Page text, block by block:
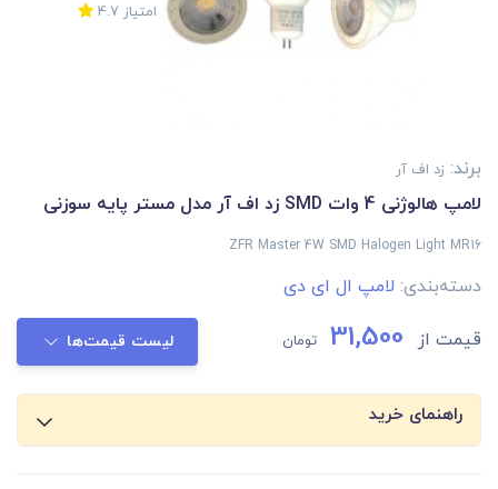
امتیاز 4.7
برند: زد اف آر
لامپ هالوژنی 4 وات SMD زد اف آر مدل مستر پایه سوزنی
ZFR Master 4W SMD Halogen Light MR16
دسته‌بندی: لامپ ال ای دی
قیمت از 31,500 تومان لیست قیمت‌ها
راهنمای خرید